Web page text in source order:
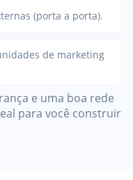
(porta a porta).
de marketing
e uma boa rede
para você construir